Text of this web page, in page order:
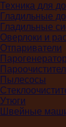
Техника для
Гладильные
Гладильные
Оверлоки и
Отпариватели
Пылесосы
Утюги
Швейные